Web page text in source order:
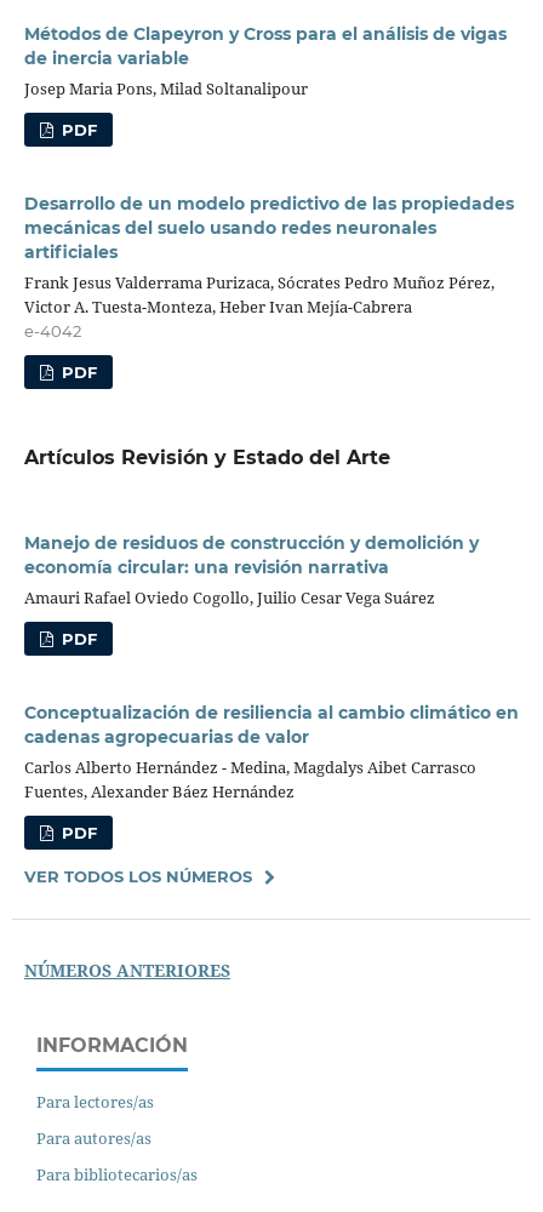
Métodos de Clapeyron y Cross para el análisis de vigas
de inercia variable
Josep Maria Pons, Milad Soltanalipour
PDF
Desarrollo de un modelo predictivo de las propiedades
mecánicas del suelo usando redes neuronales
artificiales
Frank Jesus Valderrama Purizaca, Sócrates Pedro Muñoz Pérez,
Victor A. Tuesta-Monteza, Heber Ivan Mejía-Cabrera
e-4042
PDF
Artículos Revisión y Estado del Arte
Manejo de residuos de construcción y demolición y
economía circular: una revisión narrativa
Amauri Rafael Oviedo Cogollo, Juilio Cesar Vega Suárez
PDF
Conceptualización de resiliencia al cambio climático en
cadenas agropecuarias de valor
Carlos Alberto Hernández - Medina, Magdalys Aibet Carrasco
Fuentes, Alexander Báez Hernández
PDF
VER TODOS LOS NÚMEROS
NÚMEROS ANTERIORES
INFORMACIÓN
Para lectores/as
Para autores/as
Para bibliotecarios/as